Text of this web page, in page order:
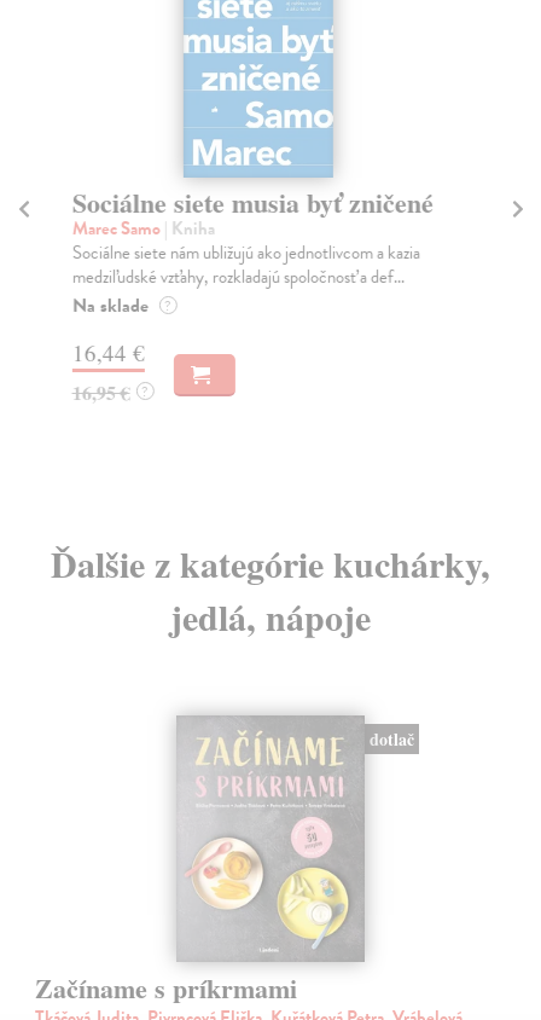
Sociálne siete musia byť zničené
Marec Samo| Kniha
Sociálne siete nám ubližujú ako jednotlivcom a kazia
medziľudské vzťahy, rozkladajú spoločnosť a def...
Na sklade ?
16,44 €
16,95 € ?
Ďalšie z kategórie kuchárky,
jedlá, nápoje
dotlač
Začíname s príkrmami